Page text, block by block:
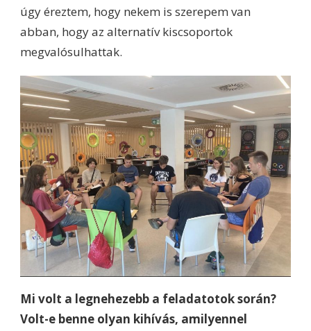
úgy éreztem, hogy nekem is szerepem van
abban, hogy az alternatív kiscsoportok
megvalósulhattak.
Mi volt a legnehezebb a feladatotok során?
Volt-e benne olyan kihívás, amilyennel